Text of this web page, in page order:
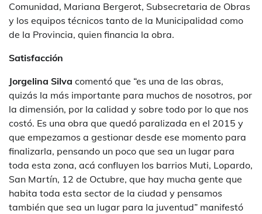
Comunidad, Mariana Bergerot, Subsecretaria de Obras
y los equipos técnicos tanto de la Municipalidad como
de la Provincia, quien financia la obra.
Satisfacción
Jorgelina Silva comentó que “es una de las obras,
quizás la más importante para muchos de nosotros, por
la dimensión, por la calidad y sobre todo por lo que nos
costó. Es una obra que quedó paralizada en el 2015 y
que empezamos a gestionar desde ese momento para
finalizarla, pensando un poco que sea un lugar para
toda esta zona, acá confluyen los barrios Muti, Lopardo,
San Martín, 12 de Octubre, que hay mucha gente que
habita toda esta sector de la ciudad y pensamos
también que sea un lugar para la juventud” manifestó